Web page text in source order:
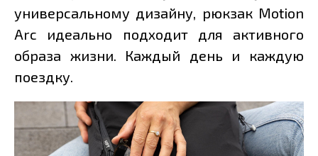
универсальному дизайну, рюкзак Motion
Arc идеально подходит для активного
образа жизни. Каждый день и каждую
поездку.